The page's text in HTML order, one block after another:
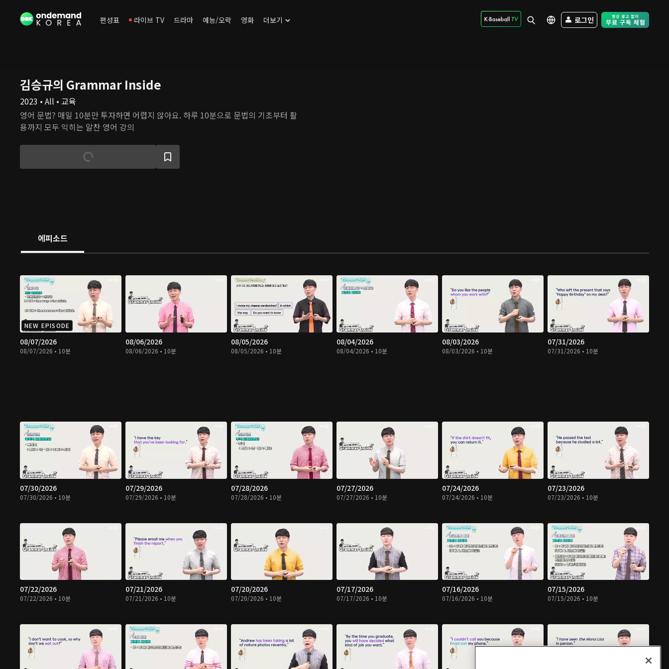
편성표 라이브 TV 드라마 예능/오락 영화 더보기 로그인 Free Trial -
김승규의 Grammar Inside
2023 • All • 교육
영어 문법? 매일 10분만 투자하면 어렵지 않아요. 하루 10분으로 문법의 기초부터 활
용까지 모두 익히는 알찬 영어 강의
에피소드
NEW EPISODE
08/07/2026
08/07/2026 • 10분
08/06/2026
08/06/2026 • 10분
08/05/2026
08/05/2026 • 10분
08/04/2026
08/04/2026 • 10분
08/03/2026
08/03/2026 • 10분
07/31/2026
07/31/2026 • 10분
07/30/2026
07/30/2026 • 10분
07/29/2026
07/29/2026 • 10분
07/28/2026
07/28/2026 • 10분
07/27/2026
07/27/2026 • 10분
07/24/2026
07/24/2026 • 10분
07/23/2026
07/23/2026 • 10분
07/22/2026
07/22/2026 • 10분
07/21/2026
07/21/2026 • 10분
07/20/2026
07/20/2026 • 10분
07/17/2026
07/17/2026 • 10분
07/16/2026
07/16/2026 • 10분
07/15/2026
07/15/2026 • 10분